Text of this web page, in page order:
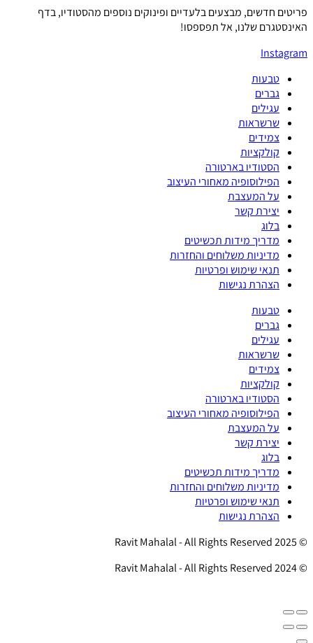
פריטים חדשים, מבצעים בלעדיים ופינוקים נוספים מהסטודיו, בדף
האינסטגרם שלנו, אל תפספסו!
Instagram
טבעות
גברים
עגילים
שרשראות
צמידים
קולקציות
הסטודיו בארטורה
הפילוסופיה מאחורי העיצוב
על המעצבת
יצירת קשר
בלוג
מדריך מידות תכשיטים
מדיניות משלוחים והחזרות
תנאי שימוש ופרטיות
הצהרת נגישות
טבעות
גברים
עגילים
שרשראות
צמידים
קולקציות
הסטודיו בארטורה
הפילוסופיה מאחורי העיצוב
על המעצבת
יצירת קשר
בלוג
מדריך מידות תכשיטים
מדיניות משלוחים והחזרות
תנאי שימוש ופרטיות
הצהרת נגישות
© 2025 Ravit Mahalal - All Rights Reserved
© 2024 Ravit Mahalal - All Rights Reserved